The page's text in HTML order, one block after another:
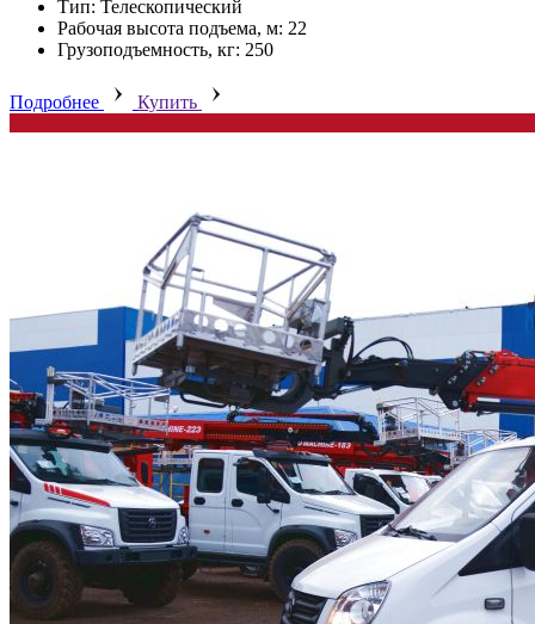
Тип: Телескопический
Рабочая высота подъема, м: 22
Грузоподъемность, кг: 250
Подробнее Купить